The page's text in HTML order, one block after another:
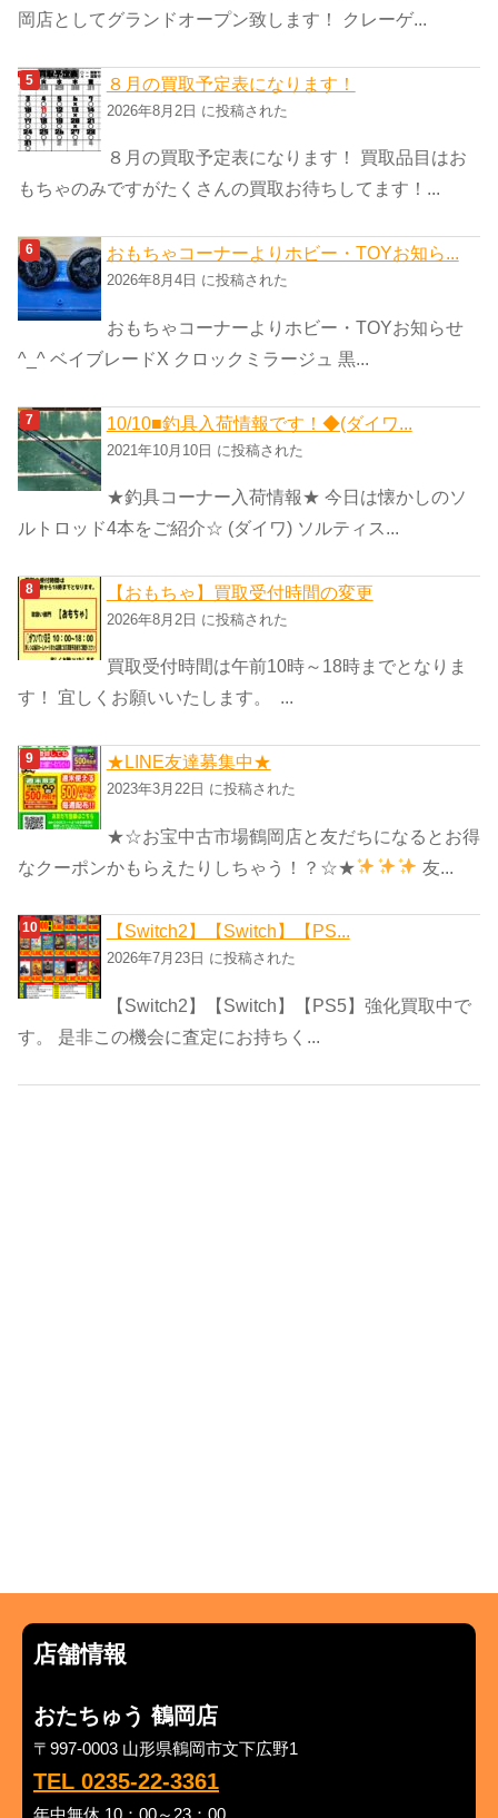
岡店としてグランドオープン致します！ クレーゲ...
８月の買取予定表になります！
2026年8月2日 に投稿された
８月の買取予定表になります！ 買取品目はお
もちゃのみですがたくさんの買取お待ちしてます！...
おもちゃコーナーよりホビー・TOYお知ら...
2026年8月4日 に投稿された
おもちゃコーナーよりホビー・TOYお知らせ
^_^ ベイブレードX クロックミラージュ 黒...
10/10■釣具入荷情報です！◆(ダイワ...
2021年10月10日 に投稿された
★釣具コーナー入荷情報★ 今日は懐かしのソ
ルトロッド4本をご紹介☆ (ダイワ) ソルティス...
【おもちゃ】買取受付時間の変更
2026年8月2日 に投稿された
買取受付時間は午前10時～18時までとなりま
す！ 宜しくお願いいたします。 ...
★LINE友達募集中★
2023年3月22日 に投稿された
★☆お宝中古市場鶴岡店と友だちになるとお得
なクーポンかもらえたりしちゃう！？☆★
友...
【Switch2】【Switch】【PS...
2026年7月23日 に投稿された
【Switch2】【Switch】【PS5】強化買取中で
す。 是非この機会に査定にお持ちく...
店舗情報
おたちゅう 鶴岡店
〒997-0003 山形県鶴岡市文下広野1
TEL 0235-22-3361
年中無休 10：00～23：00